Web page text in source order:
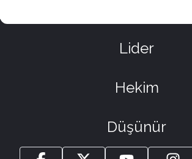
Lider
Hekim
Düşünür